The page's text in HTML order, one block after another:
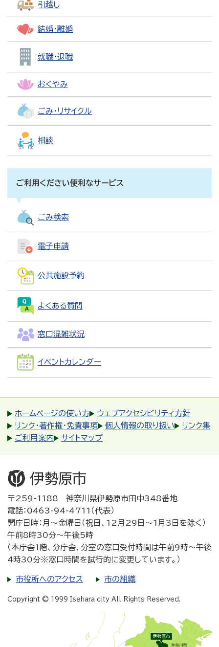
引越し
結婚・離婚
就職・退職
おくやみ
ごみ・リサイクル
相談
ご利用ください便利なサービス
ごみ検索
電子申請
公共施設予約
よくある質問
窓口混雑状況
イベントカレンダー
ホームページの使い方
ウェブアクセシビリティ方針
リンク・著作権・免責事項
個人情報の取り扱い
リンク集
ご利用案内
サイトマップ
〒259-1188 神奈川県伊勢原市田中348番地
電話：0463-94-4711（代表）
開庁日時：月～金曜日（祝日、12月29日～1月3日を除く）
午前8時30分～午後5時
（本庁舎1階、分庁舎、分室の窓口受付時間は午前9時～午後
4時30分※窓口時間を試行的に変更しています。）
市役所へのアクセス 市の組織
Copyright © 1999 Isehara city All Rights Reserved.